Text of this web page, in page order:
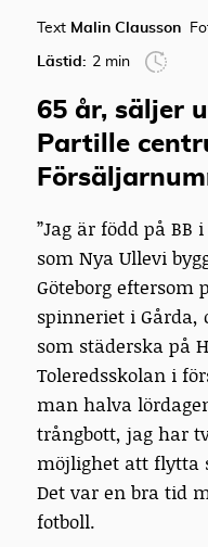
Text Malin Clausson
Lästid: 2 min
65 år, säljer
Partille
”Jag är född på BB
som Nya Ullevi
Göteborg eftersom
spinneriet i Gårda,
som städerska på
Toleredsskolan i
man halva
trångbott, jag har
möjlighet att flytta
Det var en bra tid
fotboll.